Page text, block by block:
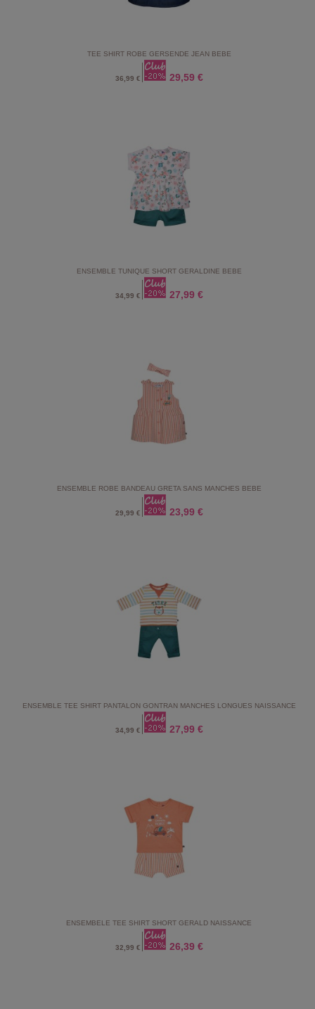
TEE SHIRT ROBE GERSENDE JEAN BEBE
36,99 € 29,59 €
ENSEMBLE TUNIQUE SHORT GERALDINE BEBE
34,99 € 27,99 €
ENSEMBLE ROBE BANDEAU GRETA SANS MANCHES BEBE
29,99 € 23,99 €
ENSEMBLE TEE SHIRT PANTALON GONTRAN MANCHES LONGUES NAISSANCE
34,99 € 27,99 €
ENSEMBELE TEE SHIRT SHORT GERALD NAISSANCE
32,99 € 26,39 €